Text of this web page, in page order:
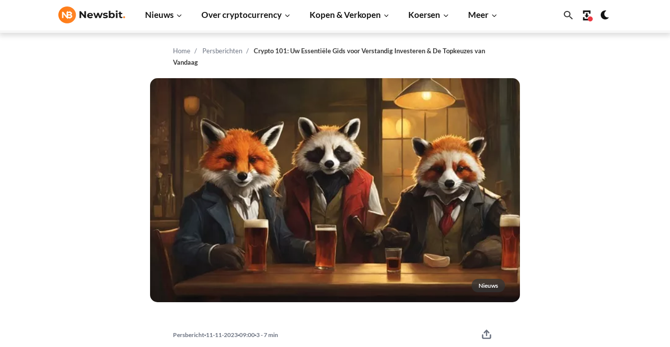
Nieuws Over cryptocurrency Kopen & Verkopen Koersen Meer
Home Persberichten
Crypto 101: Uw Essentiële Gids voor Verstandig Investeren & De Topkeuzes van
Vandaag
Nieuws
Persbericht 11-11-2023 09:00 3 - 7 min